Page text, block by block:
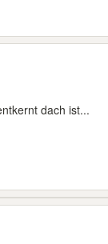
dach ist...